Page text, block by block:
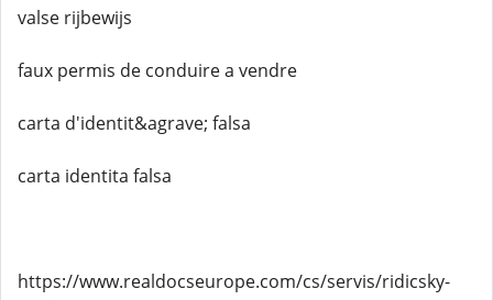
valse rijbewijs
faux permis de conduire a vendre
carta d'identit&agrave; falsa
carta identita falsa
https://www.realdocseurope.com/cs/servis/ridicsky-